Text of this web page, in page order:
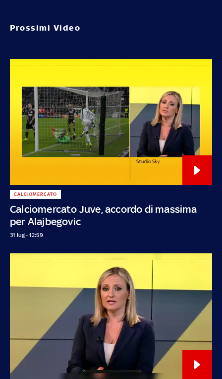
Prossimi Video
Calciomercato Juve, accordo di massima
per Alajbegovic
CALCIOMERCATO
31 lug - 12:59